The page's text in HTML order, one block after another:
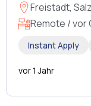
Freistadt,
Remote / vor
Instant Apply
vor 1 Jahr